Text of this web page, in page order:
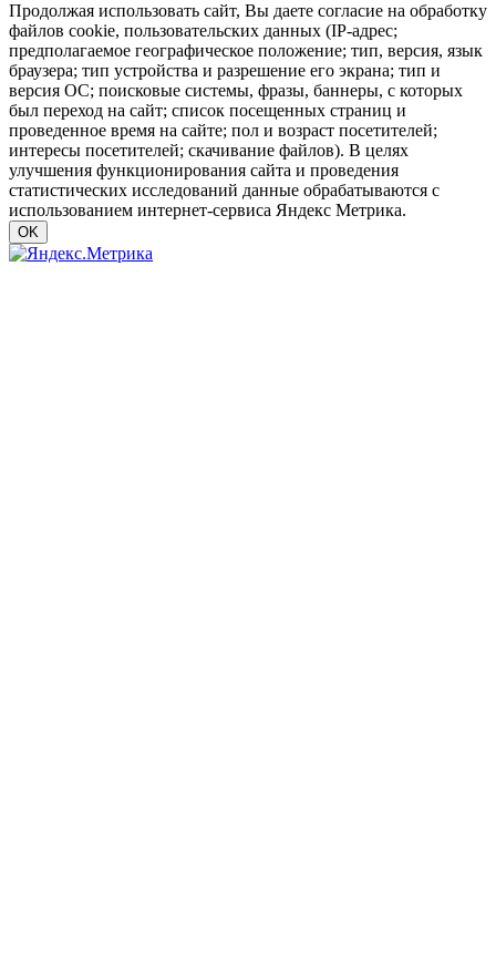
Продолжая использовать сайт, Вы даете согласие на обработку
файлов cookie, пользовательских данных (IP-адрес;
предполагаемое географическое положение; тип, версия, язык
браузера; тип устройства и разрешение его экрана; тип и
версия ОС; поисковые системы, фразы, баннеры, с которых
был переход на сайт; список посещенных страниц и
проведенное время на сайте; пол и возраст посетителей;
интересы посетителей; скачивание файлов). В целях
улучшения функционирования сайта и проведения
статистических исследований данные обрабатываются с
использованием интернет-сервиса Яндекс Метрика.
OK